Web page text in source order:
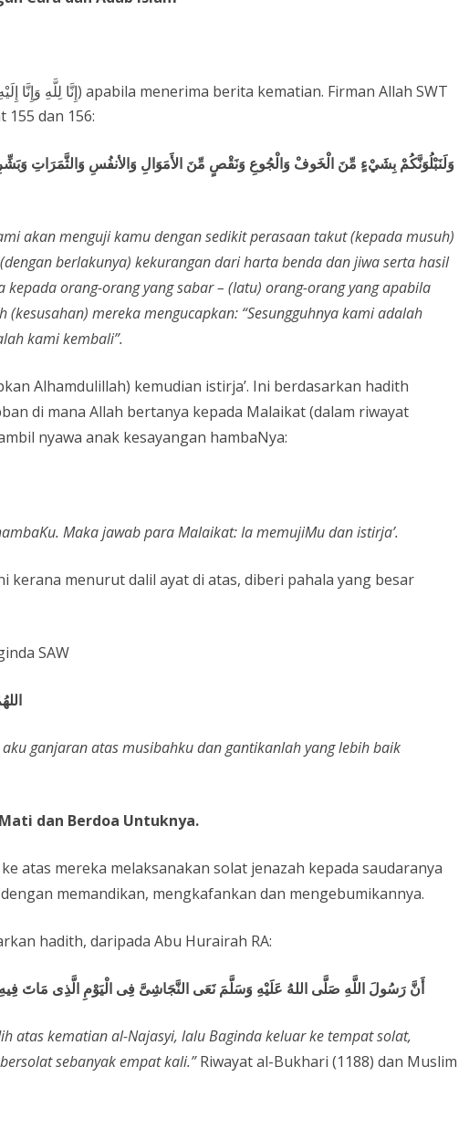
155 dan 156:
وَلَنَبْلُوَنَّكُمْ بِشَيْءٍ مِّنَ الْخَوفْ وَالْجُوعِ وَنَقْصٍ مِّنَ الأَمَوَالِ وَالأنفُسِ وَالثَّمَرَاتِ وَبَشِّرِ
akan menguji kamu dengan sedikit perasaan takut (kepada musuh)
berlakunya) kekurangan dari harta benda dan jiwa serta hasil
orang-orang yang sabar – (Iatu) orang-orang yang apabila
mereka mengucapkan: “Sesungguhnya kami adalah
kami kembali”.
Alhamdulillah) kemudian istirja’. Ini berdasarkan hadith
di mana Allah bertanya kepada Malaikat (dalam riwayat
nyawa anak kesayangan hambaNya:
Maka jawab para Malaikat: Ia memujiMu dan istirja’.
kerana menurut dalil ayat di atas, diberi pahala yang besar
SAW
ganjaran atas musibahku dan gantikanlah yang lebih baik
dan Berdoa Untuknya.
atas mereka melaksanakan solat jenazah kepada saudaranya
memandikan, mengkafankan dan mengebumikannya.
hadith, daripada Abu Hurairah RA:
أَنَّ رَسُولَ اللَّهِ صَلَّى اللهُ عَلَيْهِ وَسَلَّمَ نَعَى النَّجَاشِىَّ فِى الْيَوْمِ الَّذِى مَاتَ
atas kematian al-Najasyi, lalu Baginda keluar ke tempat solat,
sebanyak empat kali.”Riwayat al-Bukhari (1188) dan Muslim